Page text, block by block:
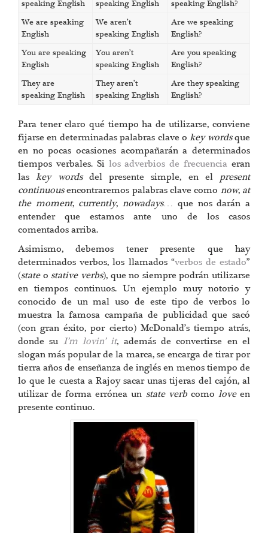
speaking English
speaking English
speaking English?
We are speaking
English
We aren’t
speaking English
Are we speaking
English?
You are speaking
English
You aren’t
speaking English
Are you speaking
English?
They are
speaking English
They aren’t
speaking English
Are they speaking
English?
Para tener claro qué tiempo ha de utilizarse, conviene
fijarse en determinadas palabras clave okey wordsque
en no pocas ocasiones acompañarán a determinados
tiempos verbales. Si los adverbios de frecuencia eran
laskey words del presente simple, en el present
continuousencontraremos palabras clave como now, at
the moment, currently,nowadays… que nos darán a
entender que estamos ante uno de los casos
comentados arriba.
Asimismo, debemos tener presente que hay
determinados verbos, los llamados “verbos de estado”
(stateostative verbs), que no siempre podrán utilizarse
en tiempos continuos. Un ejemplo muy notorio y
conocido de un mal uso de este tipo de verbos lo
muestra la famosa campaña de publicidad que sacó
(con gran éxito, por cierto) McDonald’s tiempo atrás,
donde su I’m lovin’ it, además de convertirse en el
slogan más popular de la marca, se encarga de tirar por
tierra años de enseñanza de inglés en menos tiempo de
lo que le cuesta a Rajoy sacar unas tijeras del cajón, al
utilizar de forma errónea un state verbcomo loveen
presente continuo.